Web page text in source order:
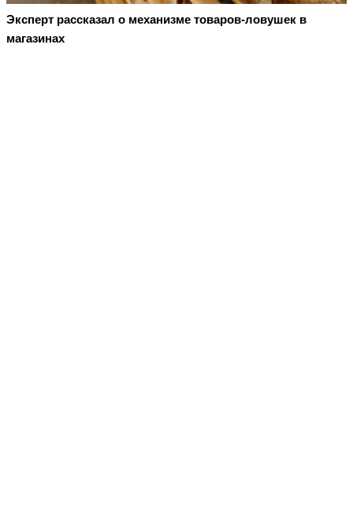
Эксперт рассказал о механизме товаров-ловушек в
магазинах